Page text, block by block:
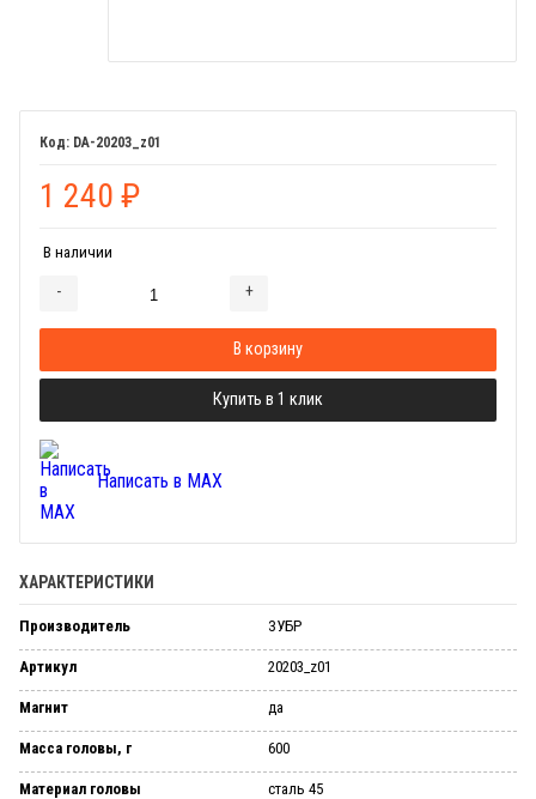
DA-20203_z01
1 240 ₽
В наличии
- +
В корзину
Купить в 1 клик
Написать в MAX
ХАРАКТЕРИСТИКИ
Производитель ЗУБР
Артикул 20203_z01
Магнит да
Масса головы, г 600
Материал головы сталь 45